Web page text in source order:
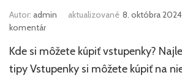
Autor: admin aktualizované 8. októbra 2024
komentárk
Kde
kúpiť
Kde si môžete kúpiť vstupenky?
tipy Vstupenky si môžete kúpiť na